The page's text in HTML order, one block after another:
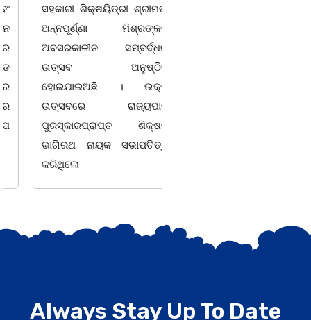
ସହକାରୀ ଶିକ୍ଷୟିତ୍ରୀ ଶ୍ରୀମତୀ
ଅନ୍ନପୂର୍ଣ୍ଣା ମିଶ୍ରଙ୍କର
ଅବସରକାଳୀନ ସମ୍ବର୍ଦ୍ଧନା
ଉତ୍ସବ ଅନୁଷ୍ଠିତ
ହୋଇଯାଇଅଛି । ଉକ୍ତ
ଉତ୍ସବରେ ରାଜ୍ୟପାଳ
ପୁରସ୍କାରପ୍ରାପ୍ତ ଶିକ୍ଷକ
ଭାଗିରଥ ନାୟକ ସଭାପତିତ୍ଵ
କରିଥିଲେ
Always Stay Up To Date